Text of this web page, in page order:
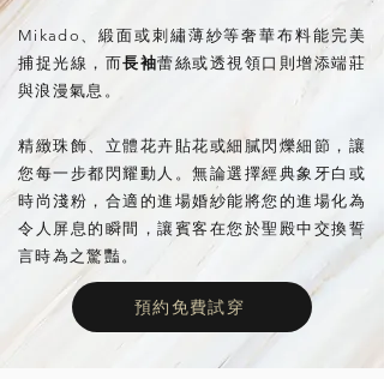
Mikado、緞面或刺繡薄紗等奢華布料能完美
捕捉光線，而長袖蕾絲或透視領口則增添端莊
與浪漫氣息。
精緻珠飾、立體花卉貼花或細膩閃爍細節，讓
您每一步都閃耀動人。無論選擇經典象牙白或
時尚淺粉，合適的進場婚紗能將您的進場化為
令人屏息的瞬間，讓賓客在您於聖殿中交換誓
言時為之驚豔。
預約免費試穿